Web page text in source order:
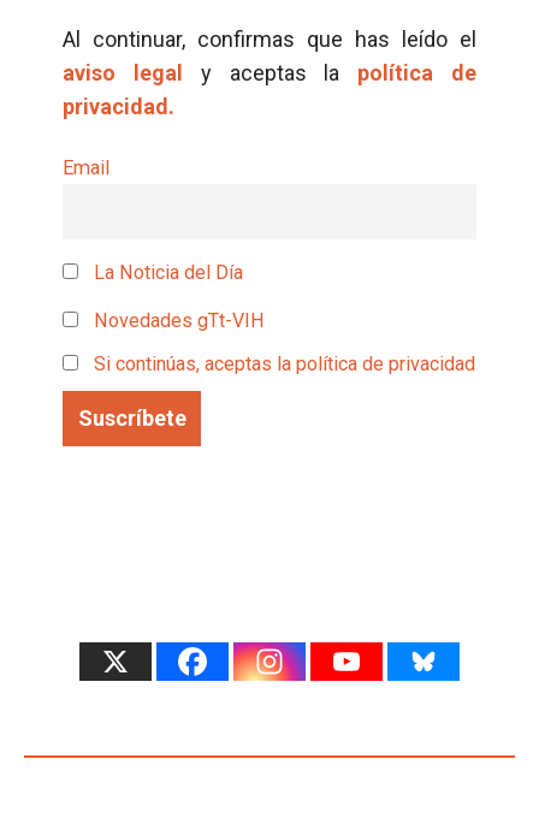
Al continuar, confirmas que has leído el
aviso legal
y aceptas la política de
privacidad.
Email
La Noticia del Día
Novedades gTt-VIH
Si continúas, aceptas la política de privacidad